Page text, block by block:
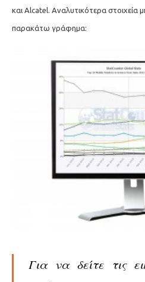
και Alcatel. Αναλυτικότερα στοιχεία
παρακάτω γράφημα:
Για να δείτε τις